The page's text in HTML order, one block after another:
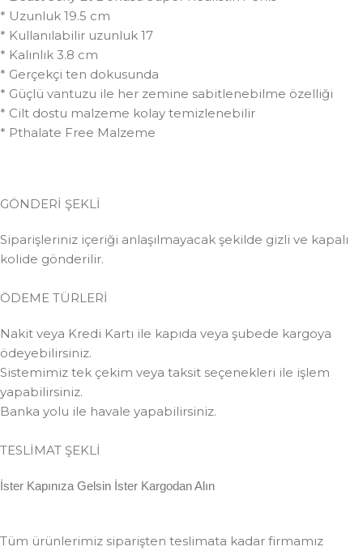
* Uzunluk 19.5 cm
* Kullanılabilir uzunluk 17
* Kalınlık 3.8 cm
* Gerçekçi ten dokusunda
* Güçlü vantuzu ile her zemine sabitlenebilme özelliği
* Cilt dostu malzeme kolay temizlenebilir
* Pthalate Free Malzeme
GÖNDERİ ŞEKLİ
Siparişleriniz içeriği anlaşılmayacak şekilde gizli ve kapalı
kolide gönderilir.
ÖDEME TÜRLERİ
Nakit veya Kredi Kartı ile kapıda veya şubede kargoya
ödeyebilirsiniz.
Sistemimiz tek çekim veya taksit seçenekleri ile işlem
yapabilirsiniz.
Banka yolu ile havale yapabilirsiniz.
TESLİMAT ŞEKLİ
İster Kapınıza Gelsin İster Kargodan Alın
Tüm ürünlerimiz siparişten teslimata kadar firmamız